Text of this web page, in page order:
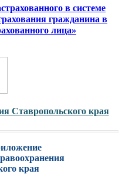
в системе
гражданина в
лица»
Ставропольского края
края